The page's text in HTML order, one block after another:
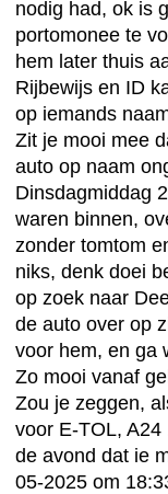
nodig had, ok is
portomonee te
hem later thuis
Rijbewijs en ID
op iemands
Zit je mooi mee
auto op naam
Dinsdagmiddag
waren binnen,
zonder tomtom
niks, denk doei
op zoek naar
de auto over op
voor hem, en ga
Zo mooi vanaf
Zou je zeggen,
voor E-TOL,
de avond dat ie
05-2025 om